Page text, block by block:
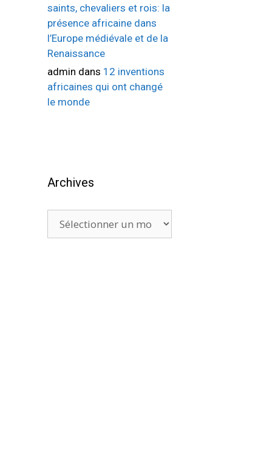
saints, chevaliers et rois: la
présence africaine dans
l’Europe médiévale et de la
Renaissance
admin dans 12 inventions
africaines qui ont changé
le monde
Archives